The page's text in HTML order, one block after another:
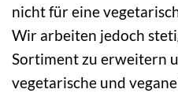
nicht für eine
Wir arbeiten jedoch
Sortiment zu erweitern
vegetarische und